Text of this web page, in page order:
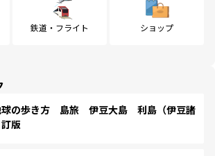
鉄道・フライト ショップ
の歩き方 島旅 伊豆大島 利島（伊豆諸
版